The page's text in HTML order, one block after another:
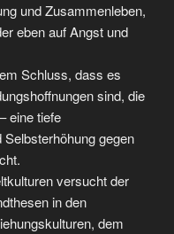
und Zusammenleben,
eben auf Angst und
Schluss, dass es
sind, die
eine tiefe
gegen
versucht der
in den
dem